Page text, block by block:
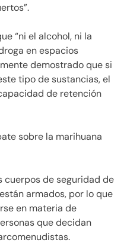
“ni el alcohol, ni la
en espacios
demostrado que si
tipo de sustancias, el
de retención
sobre la marihuana
cuerpos de seguridad de
armados, por lo que
en materia de
que decidan